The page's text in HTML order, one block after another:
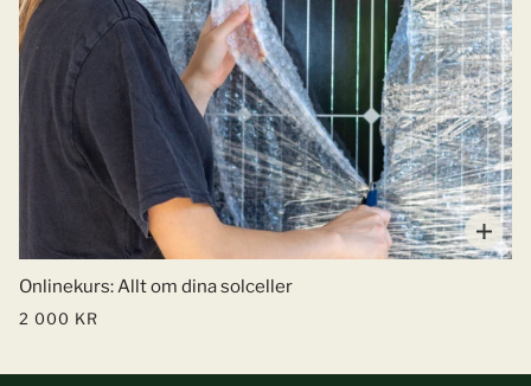
Onlinekurs: Allt om dina solceller
2 000 KR